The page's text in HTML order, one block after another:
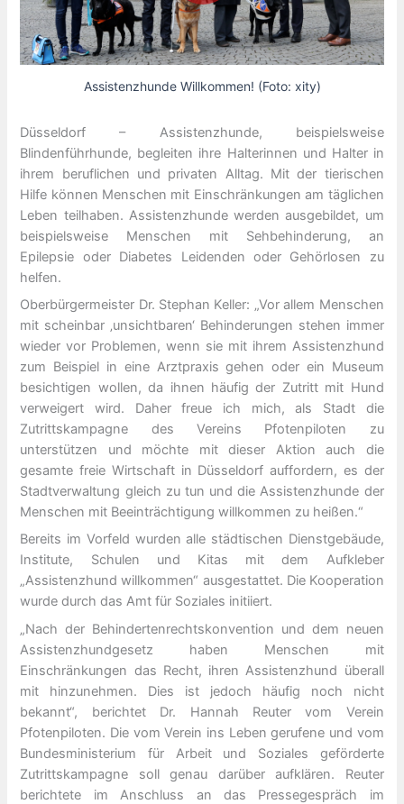
Assistenzhunde Willkommen! (Foto: xity)
Düsseldorf – Assistenzhunde, beispielsweise
Blindenführhunde, begleiten ihre Halterinnen und Halter in
ihrem beruflichen und privaten Alltag. Mit der tierischen
Hilfe können Menschen mit Einschränkungen am täglichen
Leben teilhaben. Assistenzhunde werden ausgebildet, um
beispielsweise Menschen mit Sehbehinderung, an
Epilepsie oder Diabetes Leidenden oder Gehörlosen zu
helfen.
Oberbürgermeister Dr. Stephan Keller: „Vor allem Menschen
mit scheinbar ‚unsichtbaren‘ Behinderungen stehen immer
wieder vor Problemen, wenn sie mit ihrem Assistenzhund
zum Beispiel in eine Arztpraxis gehen oder ein Museum
besichtigen wollen, da ihnen häufig der Zutritt mit Hund
verweigert wird. Daher freue ich mich, als Stadt die
Zutrittskampagne des Vereins Pfotenpiloten zu
unterstützen und möchte mit dieser Aktion auch die
gesamte freie Wirtschaft in Düsseldorf auffordern, es der
Stadtverwaltung gleich zu tun und die Assistenzhunde der
Menschen mit Beeinträchtigung willkommen zu heißen.“
Bereits im Vorfeld wurden alle städtischen Dienstgebäude,
Institute, Schulen und Kitas mit dem Aufkleber
„Assistenzhund willkommen“ ausgestattet. Die Kooperation
wurde durch das Amt für Soziales initiiert.
„Nach der Behindertenrechtskonvention und dem neuen
Assistenzhundgesetz haben Menschen mit
Einschränkungen das Recht, ihren Assistenzhund überall
mit hinzunehmen. Dies ist jedoch häufig noch nicht
bekannt“, berichtet Dr. Hannah Reuter vom Verein
Pfotenpiloten. Die vom Verein ins Leben gerufene und vom
Bundesministerium für Arbeit und Soziales geförderte
Zutrittskampagne soll genau darüber aufklären. Reuter
berichtete im Anschluss an das Pressegespräch im